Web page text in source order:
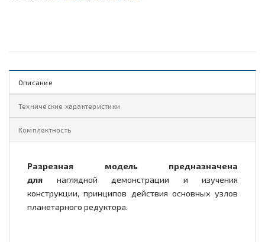
Описание
Технические характеристики
Комплектность
Разрезная модель предназначена
для наглядной демонстрации и изучения
конструкции, принципов действия основных узлов
планетарного редуктора.